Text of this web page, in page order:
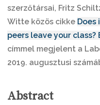
szerzőtársai, Fritz
Witte közös cikke
peers leave your
címmel megjelent a
2019. augusztusi
Abstract